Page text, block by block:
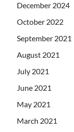
December 2024
October 2022
September 2021
August 2021
July 2021
June 2021
May 2021
March 2021